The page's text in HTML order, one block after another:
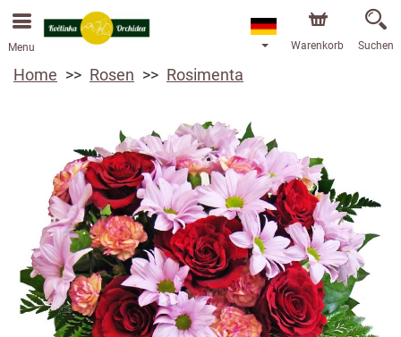
Menu Warenkorb Suchen
Home Rosen Rosimenta